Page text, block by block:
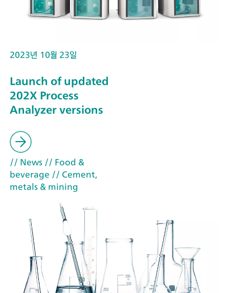
2023년 10월 23일
Launch of updated
202X Process
Analyzer versions
// News // Food &
beverage // Cement,
metals & mining